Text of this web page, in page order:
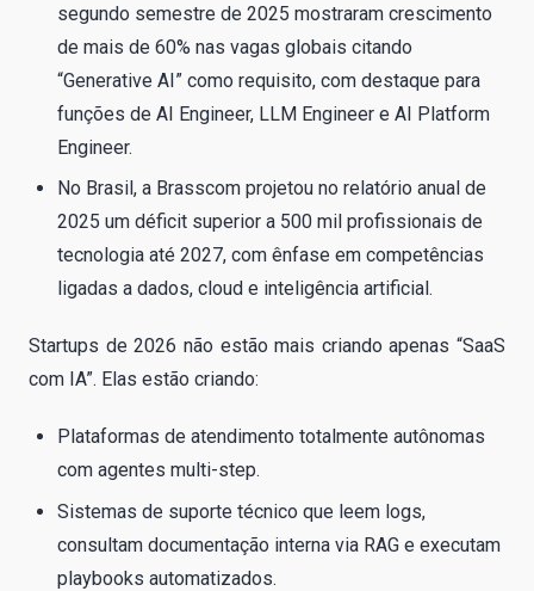
segundo semestre de 2025 mostraram crescimento
de mais de 60% nas vagas globais citando
“Generative AI” como requisito, com destaque para
funções de AI Engineer, LLM Engineer e AI Platform
Engineer.
No Brasil, a Brasscom projetou no relatório anual de
2025 um déficit superior a 500 mil profissionais de
tecnologia até 2027, com ênfase em competências
ligadas a dados, cloud e inteligência artificial.
Startups de 2026 não estão mais criando apenas “SaaS
com IA”. Elas estão criando:
Plataformas de atendimento totalmente autônomas
com agentes multi-step.
Sistemas de suporte técnico que leem logs,
consultam documentação interna via RAG e executam
playbooks automatizados.